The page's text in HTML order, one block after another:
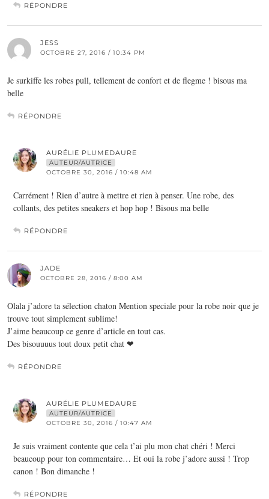
RÉPONDRE
JESS
OCTOBRE 27, 2016 / 10:34 PM
Je surkiffe les robes pull, tellement de confort et de flegme ! bisous ma
belle
RÉPONDRE
AURÉLIE PLUMEDAURE
AUTEUR/AUTRICE
OCTOBRE 30, 2016 / 10:48 AM
Carrément ! Rien d’autre à mettre et rien à penser. Une robe, des
collants, des petites sneakers et hop hop ! Bisous ma belle
RÉPONDRE
JADE
OCTOBRE 28, 2016 / 8:00 AM
Olala j’adore ta sélection chaton Mention speciale pour la robe noir que je
trouve tout simplement sublime!
J’aime beaucoup ce genre d’article en tout cas.
Des bisouuuus tout doux petit chat ❤
RÉPONDRE
AURÉLIE PLUMEDAURE
AUTEUR/AUTRICE
OCTOBRE 30, 2016 / 10:47 AM
Je suis vraiment contente que cela t’ai plu mon chat chéri ! Merci
beaucoup pour ton commentaire… Et oui la robe j’adore aussi ! Trop
canon ! Bon dimanche !
RÉPONDRE